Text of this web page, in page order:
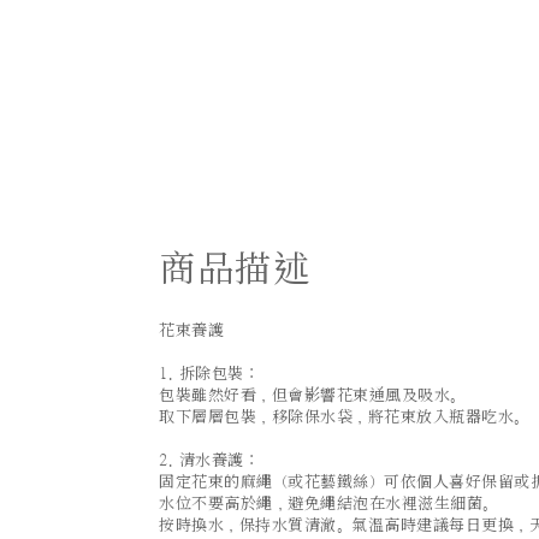
商品描述
花束養護
1. 拆除包裝：
包裝雖然好看，但會影響花束通風及吸水。
取下層層包裝，移除保水袋，將花束放入瓶器吃水。
2. 清水養護：
固定花束的麻繩（或花藝鐵絲）可依個人喜好保留或
水位不要高於繩，避免繩結泡在水裡滋生細菌。
按時換水，保持水質清澈。氣溫高時建議每日更換，